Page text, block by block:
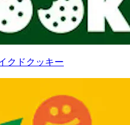
クドクッキー